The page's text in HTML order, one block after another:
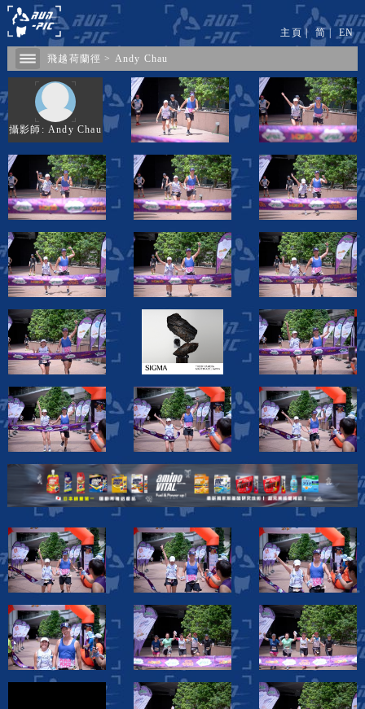
飛越荷蘭徑 > Andy Chau
主頁 | 简| EN
攝影師: Andy Chau